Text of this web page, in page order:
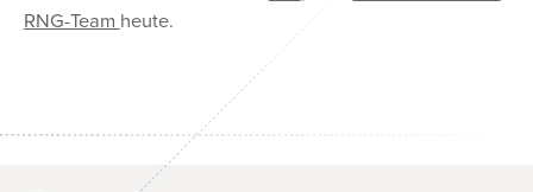
RNG-Team heute.